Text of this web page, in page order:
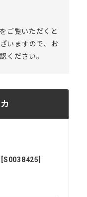
をご覧いただくと
いますので、お
ください。